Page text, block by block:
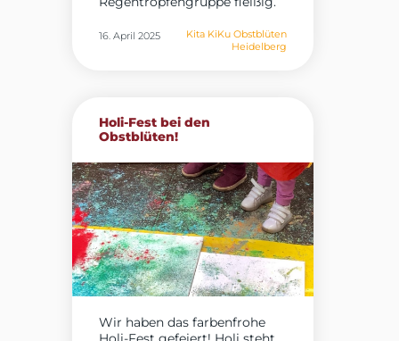
16. April 2025
Kita KiKu Obstblüten
Heidelberg
Holi-Fest bei den
Obstblüten!
Wir haben das farbenfrohe